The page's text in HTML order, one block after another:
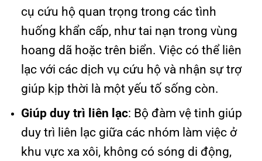
cụ cứu hộ quan trọng trong các tình
huống khẩn cấp, như tai nạn trong vùng
hoang dã hoặc trên biển. Việc có thể liên
lạc với các dịch vụ cứu hộ và nhận sự trợ
giúp kịp thời là một yếu tố sống còn.
Giúp duy trì liên lạc: Bộ đàm vệ tinh giúp
duy trì liên lạc giữa các nhóm làm việc ở
khu vực xa xôi, không có sóng di động,